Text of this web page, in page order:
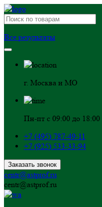
Все результаты
г. Москва и МО
Пн-пт с 09:00 до 18:00
+7 (495) 787-49-11
+7 (925) 533-33-94
Заказать звонок
centr@astprof.ru
centr@astprof.ru